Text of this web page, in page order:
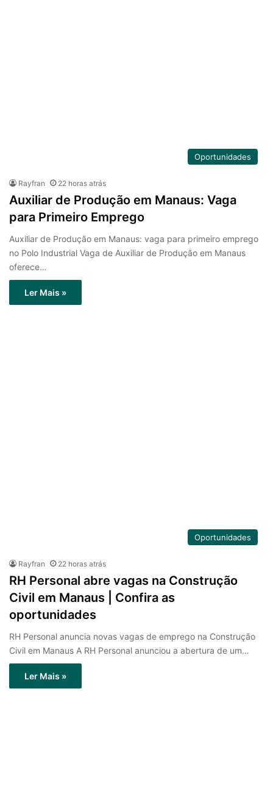
Oportunidades
Rayfran 22 horas atrás
Auxiliar de Produção em Manaus: Vaga
para Primeiro Emprego
Auxiliar de Produção em Manaus: vaga para primeiro emprego
no Polo Industrial Vaga de Auxiliar de Produção em Manaus
oferece…
Ler Mais »
Oportunidades
Rayfran 22 horas atrás
RH Personal abre vagas na Construção
Civil em Manaus | Confira as
oportunidades
RH Personal anuncia novas vagas de emprego na Construção
Civil em Manaus A RH Personal anunciou a abertura de um…
Ler Mais »